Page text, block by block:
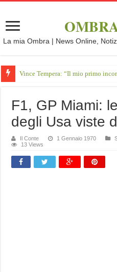
La mia Ombra | News Online,
Vince Tempera: “Il mio primo
F1, GP Miami:
degli Usa viste
Il Conte 1 Gennaio 1970
13 Views